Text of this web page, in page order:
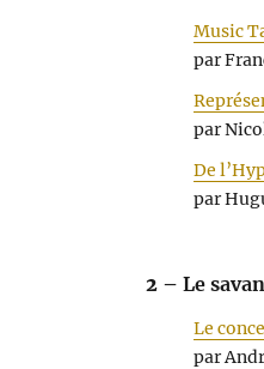
Music
par
par
De
par
2 – Le
Le
par